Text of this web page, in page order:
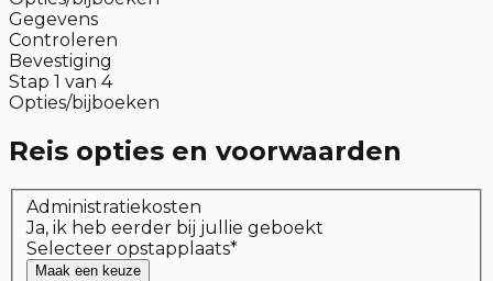
Gegevens
Controleren
Bevestiging
Stap 1 van 4
Opties/bijboeken
Reis opties en voorwaarden
Administratiekosten
Ja, ik heb eerder bij jullie geboekt
Selecteer opstapplaats*
Maak een keuze